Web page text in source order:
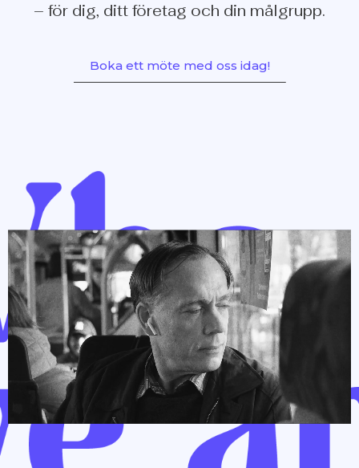
– för dig, ditt företag och din målgrupp.
Boka ett möte med oss idag!